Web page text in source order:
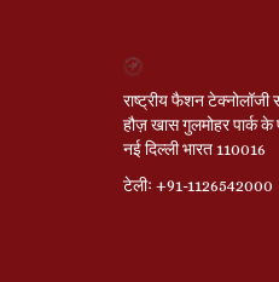
राष्ट्रीय फैशन टेक्नोलॉजी
हौज़ खास गुलमोहर पार्क के
नई दिल्ली भारत 110016
टेलीः +91-1126542000